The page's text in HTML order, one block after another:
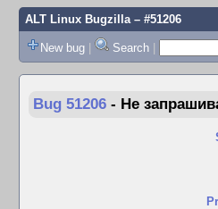
ALT Linux Bugzilla– #51206
New bug | Search |
Bug 51206 - Не